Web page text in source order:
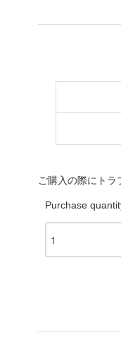
ご購入の際にト
Purchase